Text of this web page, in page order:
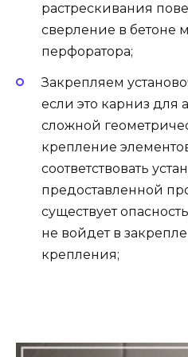
растрескивания
сверление в
перфоратора;
Закрепляем
если это карниз для
сложной
крепление
соответствовать
предоставленной
существует
не войдет в
крепления;